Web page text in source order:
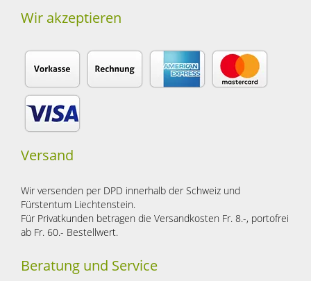
Wir akzeptieren
Versand
Wir versenden per DPD innerhalb der Schweiz und
Fürstentum Liechtenstein.
Für Privatkunden betragen die Versandkosten Fr. 8.-, portofrei
ab Fr. 60.- Bestellwert.
Beratung und Service